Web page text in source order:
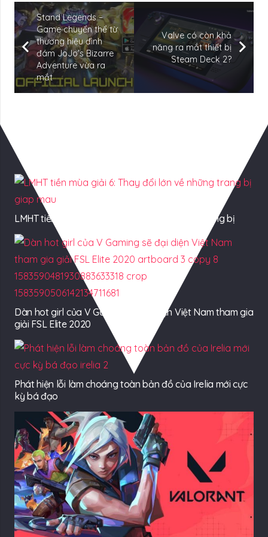
Stand Legends –
Game chuyển thể từ
thương hiệu đình
đám JoJo’s Bizarre
Adventure vừa ra
mắt
Valve có còn khả
năng ra mắt thiết bị
Steam Deck 2?
LMHT tiền mùa giải 6: Thay đổi lớn về những trang bị
Dàn hot girl của V Gaming sẽ đại diện Việt Nam tham gia
giải FSL Elite 2020
Phát hiện lỗi làm choáng toàn bản đồ của Irelia mới cực
kỳ bá đạo